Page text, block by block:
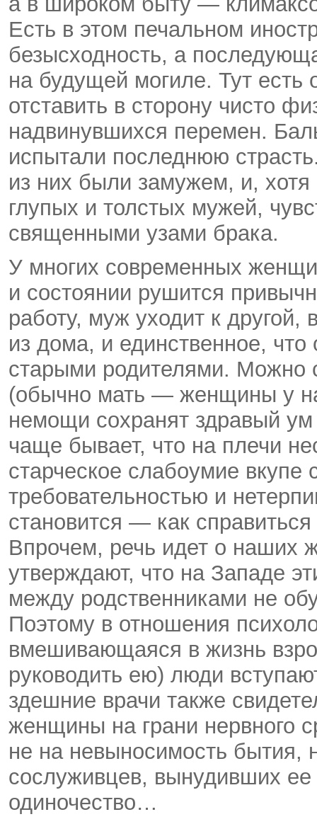
Есть в этом печальном
безысходность, а
на будущей могиле. Тут
отставить в сторону чисто
надвинувшихся перемен.
испытали последнюю
из них были замужем, и,
глупых и толстых мужей,
священными узами брака.
У многих современных
и состоянии рушится
работу, муж уходит к другой,
из дома, и единственное,
старыми родителями. Можно
(обычно мать — женщины у
немощи сохранят здравый
чаще бывает, что на плечи
старческое слабоумие вкупе
требовательностью и
становится — как
Впрочем, речь идет о наших
утверждают, что на Западе
между родственниками не
Поэтому в отношения
вмешивающаяся в жизнь
руководить ею) люди
здешние врачи также
женщины на грани нервного
не на невыносимость бытия,
сослуживцев, вынудивших
одиночество…